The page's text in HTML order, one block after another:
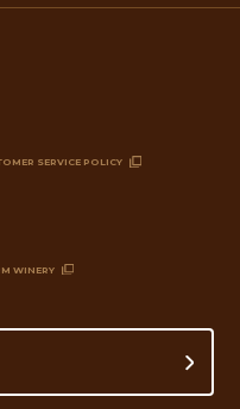
SERVICE POLICY
WINERY